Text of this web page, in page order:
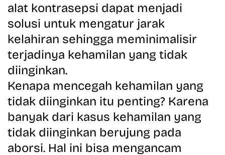
alat kontrasepsi dapat menjadi
solusi untuk mengatur jarak
kelahiran sehingga meminimalisir
terjadinya kehamilan yang tidak
diinginkan.
Kenapa mencegah kehamilan yang
tidak diinginkan itu penting? Karena
banyak dari kasus kehamilan yang
tidak diinginkan berujung pada
aborsi. Hal ini bisa mengancam